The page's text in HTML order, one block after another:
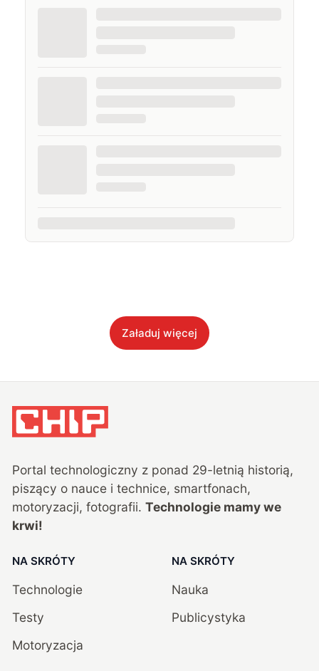
Załaduj więcej
Portal technologiczny z ponad 29-letnią historią,
piszący o nauce i technice, smartfonach,
motoryzacji, fotografii. Technologie mamy we
krwi!
NA SKRÓTY
Technologie
Testy
Motoryzacja
NA SKRÓTY
Nauka
Publicystyka